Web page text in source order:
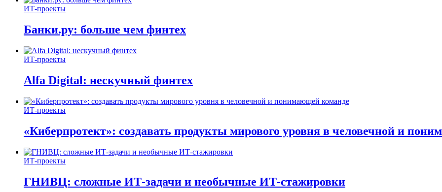
ИТ-проекты
Банки.ру: больше чем финтех
ИТ-проекты
Alfa Digital: нескучный финтех
ИТ-проекты
«Киберпротект»: создавать продукты мирового уровня в человечной и
ИТ-проекты
ГНИВЦ: сложные ИТ‑задачи и необычные ИТ‑стажировки